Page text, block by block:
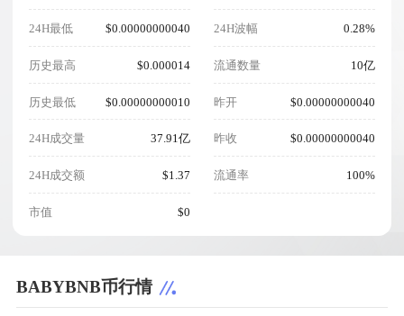
24H最低 $0.00000000040
历史最高 $0.000014
历史最低 $0.00000000010
24H成交量 37.91亿
24H成交额 $1.37
市值 $0
24H波幅 0.28%
流通数量 10亿
昨开 $0.00000000040
昨收 $0.00000000040
流通率 100%
BABYBNB币行情